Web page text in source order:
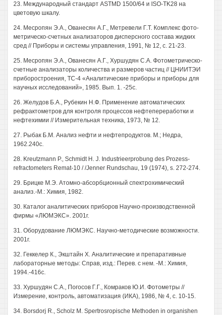
23. Международный стандарт ASTMD 1500/64 и ISO-TK28 на
цветовую шкалу.
24. Месропян Э.А., Ованесян А.Г., Метревели Г.Т. Комплекс фото-
метрическо-счетных анализаторов дисперсного состава жидких
сред // Приборы и системы управления, 1991, № 12, с. 21-23.
25. Месропян Э.А., Ованесян А.Г., Хуршудян С.А. Фотометрическо-
счетные анализаторы количества и размеров частиц // ЦНИИТЭИ
приборостроения, ТС-4 «Аналитические приборы и приборы для
научных исследований», 1985. Вып. 1. -25с.
26. Желудов Б.А., Рубекин Н.Ф. Применение автоматических
рефрактометров для контроля процессов нефтепереработки и
нефтехимии // Измерительная техника, 1973, № 12.
27. Рыбак Б.М. Анализ нефти и нефтепродуктов. М.; Недра,
1962.240с.
28. Kreutzmann P., Schmidt Н. J. Industrieerprobung des Prozess-
refractometers Remat-10 / /Jenner Rundschau, 19 (1974), s. 272-274.
29. Брицке М.Э. Атомно-абсорбционный спектрохимический
анализ.-М.: Химия, 1982.
30. Каталог аналитических приборов Научно-производственной
фирмы «ЛЮМЭКС». 2001г.
31. Оборудование ЛЮМЭКС. Научно-методические возможности.
2001г.
32. Геккелер К., Экштайн X. Аналитические и препаративные
лабораторные методы: Справ, изд.: Перев. с нем. -М.: Химия,
1994.-416с.
33. Хуршудян С.А., Погосов Г.Г., Комраков Ю.И. Фотометры //
Измерение, контроль, автоматизация (ИКА), 1986, № 4, с. 10-15.
34. Borsdorj R., Scholz М. Spertrosropische Methoden in organishen